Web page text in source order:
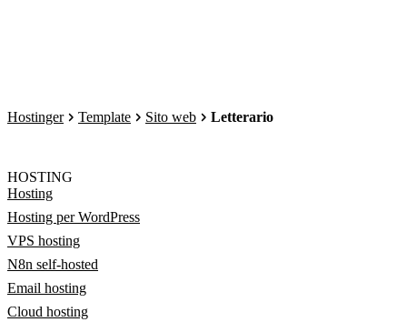
Hostinger Template Sito web Letterario
HOSTING
Hosting
Hosting per WordPress
VPS hosting
N8n self-hosted
Email hosting
Cloud hosting